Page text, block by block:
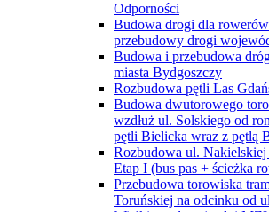
Odporności
Budowa drogi dla
przebudowy drogi
Budowa i przebudowa
miasta Bydgoszczy
Rozbudowa pętli Las
Budowa dwutorowego
wzdłuż ul. Solskiego od
pętli Bielicka wraz z pętlą
Rozbudowa ul.
Etap I (bus pas + ścieżka
Przebudowa torowiska
Toruńskiej na odcinku od